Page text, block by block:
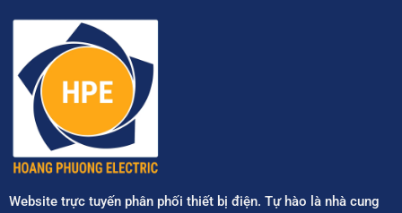
Website trực tuyến phân phối thiết bị điện. Tự hào là nhà cung